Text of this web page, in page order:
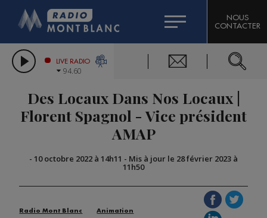
LES CHRONIQUES DE L'EXPERT
CITIZEN MACHINERY
GRAND MASSIF DOMAINES SKIABLES
BIGARD
COMPAGNIE DU MONT-BLANC
NOUS
CONTACTER
LIVE RADIO
94.60
Des Locaux Dans Nos Locaux |
Florent Spagnol - Vice président
AMAP
- 10 octobre 2022 à 14h11 - Mis à jour le 28 février 2023 à
11h50
Radio Mont Blanc
Animation